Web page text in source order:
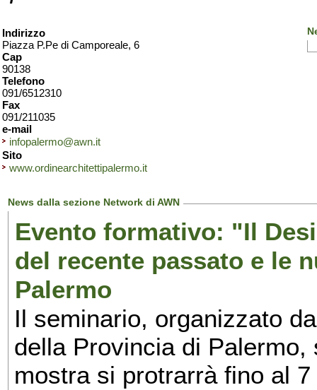
Indirizzo
Piazza P.Pe di Camporeale, 6
Cap
90138
Telefono
091/6512310
Fax
091/211035
e-mail
infopalermo@awn.it
Sito
www.ordinearchitettipalermo.it
News dalla sezione Network di AWN
Evento formativo: "Il
del recente passato e le
Palermo
Il seminario, organizzato
della Provincia di
mostra si protrarrà fino al